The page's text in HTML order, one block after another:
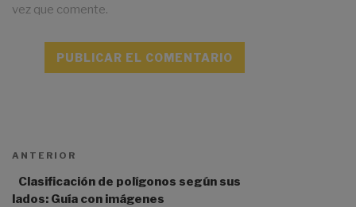
vez que comente.
e
n
ANTERIOR
Clasificación de polígonos según sus
lados: Guía con imágenes